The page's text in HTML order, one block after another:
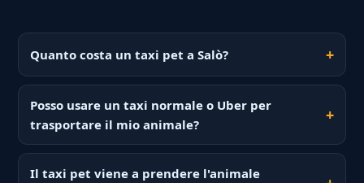
Quanto costa un taxi pet a Salò?
Posso usare un taxi normale o Uber per
trasportare il mio animale?
Il taxi pet viene a prendere l'animale